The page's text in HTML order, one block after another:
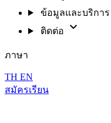
ข้อมูลและบริการ
ติดต่อ expand_more
ภาษา
TH EN
สมัครเรียน